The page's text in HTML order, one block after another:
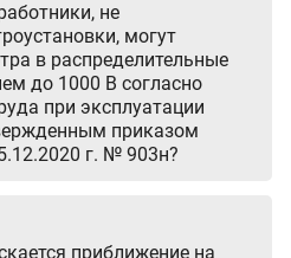
не
могут
в распределительные
до 1000 В согласно
при эксплуатации
приказом
г. № 903н?
приближение на